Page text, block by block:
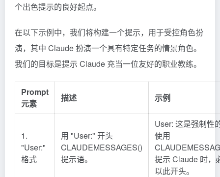
个出色提示的良好起点。
在以下示例中，我们将构建一个提示，用于受控角色扮
演，其中 Claude 扮演一个具有特定任务的情景角色。
我们的目标是提示 Claude 充当一位友好的职业教练。
Prompt
元素
描述 示例
1.
"User:"
格式
用 "User:" 开头
CLAUDEMESSAGES()
提示语。
User: 这是强制性
使用
提示 Claude 时，
以此开头。